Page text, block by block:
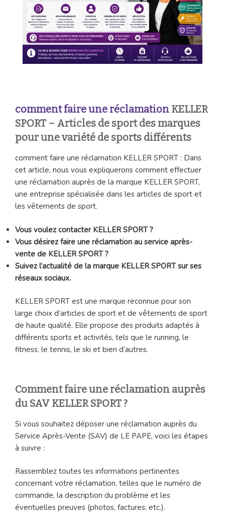
comment faire une réclamation KELLER
SPORT – Articles de sport des marques
pour une variété de sports différents
comment faire une réclamation KELLER SPORT : Dans
cet article, nous vous expliquerons comment effectuer
une réclamation auprès de la marque KELLER SPORT,
une entreprise spécialisée dans les articles de sport et
les vêtements de sport.
Vous voulez contacter KELLER SPORT ?
Vous désirez faire une réclamation au service après-
vente de KELLER SPORT ?
Suivez l’actualité de la marque KELLER SPORT sur ses
réseaux sociaux.
KELLER SPORT est une marque reconnue pour son
large choix d’articles de sport et de vêtements de sport
de haute qualité. Elle propose des produits adaptés à
différents sports et activités, tels que le running, le
fitness, le tennis, le ski et bien d’autres.
Comment faire une réclamation auprès
du SAV KELLER SPORT ?
Si vous souhaitez déposer une réclamation auprès du
Service Après-Vente (SAV) de LE PAPE, voici les étapes
à suivre :
Rassemblez toutes les informations pertinentes
concernant votre réclamation, telles que le numéro de
commande, la description du problème et les
éventuelles preuves (photos, factures, etc.).